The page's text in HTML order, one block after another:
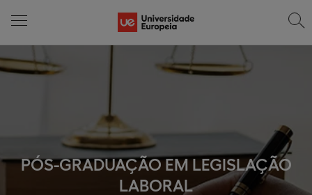
PÓS-GRADUAÇÃO EM LEGISLAÇÃO
LABORAL